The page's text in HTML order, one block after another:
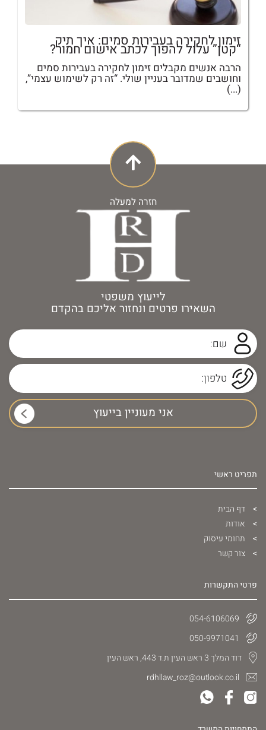
זימון לחקירה בעבירות סמים: איך תיק
“קטן” עלול להפוך לכתב אישום חמור?
הרבה אנשים מקבלים זימון לחקירה בעבירות סמים
וחושבים שמדובר בעניין שולי. “זה רק לשימוש עצמי”,
(...)
חזרה למעלה
לייעוץ משפטי
השאירו פרטים ונחזור אליכם בהקדם
תפריט ראשי
דף הבית
אודות
תחומי עיסוק
צור קשר
פרטי התקשרות
054-6106069
050-9971041
דוד המלך 3 ראש העין ת.ד 443, ראש העין
rdhllaw_roz@outlook.co.il